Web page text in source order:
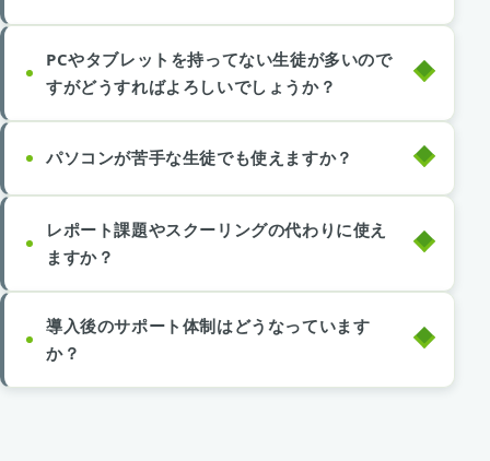
PCやタブレットを持ってない生徒が多いので
すがどうすればよろしいでしょうか？
パソコンが苦手な生徒でも使えますか？
レポート課題やスクーリングの代わりに使え
ますか？
導入後のサポート体制はどうなっています
か？